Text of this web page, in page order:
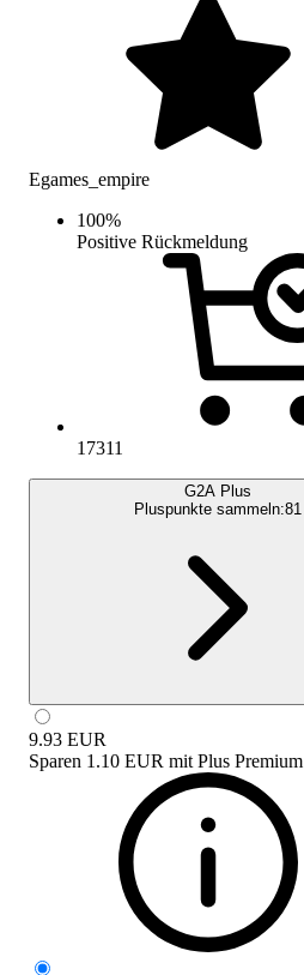
Egames_empire
100%
Positive Rückmeldung
17311
G2A Plus
Pluspunkte sammeln:81
9.93 EUR
Sparen 1.10 EUR mit Plus Premium